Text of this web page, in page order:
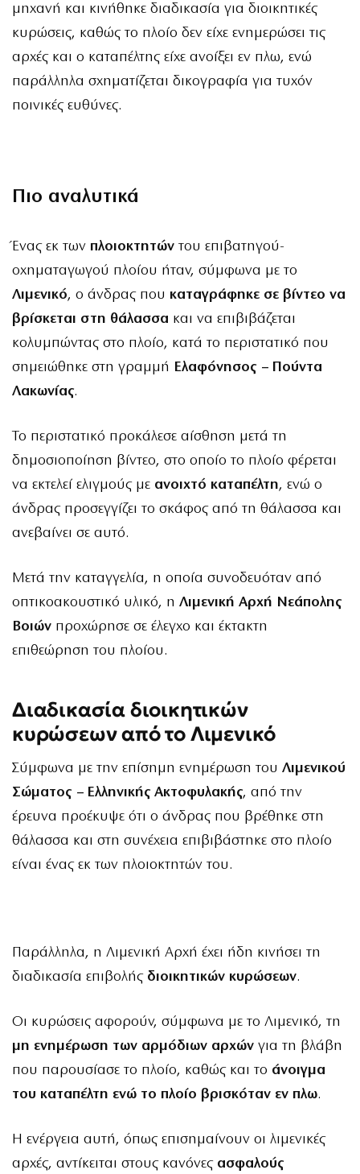
μηχανή και κινήθηκε διαδικασία για διοικητικές
κυρώσεις, καθώς το πλοίο δεν είχε ενημερώσει τις
αρχές και ο καταπέλτης είχε ανοίξει εν πλω, ενώ
παράλληλα σχηματίζεται δικογραφία για τυχόν
ποινικές ευθύνες.
Πιο αναλυτικά
Ένας εκ των πλοιοκτητών του επιβατηγού-
οχηματαγωγού πλοίου ήταν, σύμφωνα με το
Λιμενικό, ο άνδρας που καταγράφηκε σε βίντεο να
βρίσκεται στη θάλασσα και να επιβιβάζεται
κολυμπώντας στο πλοίο, κατά το περιστατικό που
σημειώθηκε στη γραμμή Ελαφόνησος – Πούντα
Λακωνίας.
Το περιστατικό προκάλεσε αίσθηση μετά τη
δημοσιοποίηση βίντεο, στο οποίο το πλοίο φέρεται
να εκτελεί ελιγμούς με ανοιχτό καταπέλτη, ενώ ο
άνδρας προσεγγίζει το σκάφος από τη θάλασσα και
ανεβαίνει σε αυτό.
Μετά την καταγγελία, η οποία συνοδευόταν από
οπτικοακουστικό υλικό, η Λιμενική Αρχή Νεάπολης
Βοιών προχώρησε σε έλεγχο και έκτακτη
επιθεώρηση του πλοίου.
Διαδικασία διοικητικών
κυρώσεων από το Λιμενικό
Σύμφωνα με την επίσημη ενημέρωση του Λιμενικού
Σώματος – Ελληνικής Ακτοφυλακής, από την
έρευνα προέκυψε ότι ο άνδρας που βρέθηκε στη
θάλασσα και στη συνέχεια επιβιβάστηκε στο πλοίο
είναι ένας εκ των πλοιοκτητών του.
Παράλληλα, η Λιμενική Αρχή έχει ήδη κινήσει τη
διαδικασία επιβολής διοικητικών κυρώσεων.
Οι κυρώσεις αφορούν, σύμφωνα με το Λιμενικό, τη
μη ενημέρωση των αρμόδιων αρχών για τη βλάβη
που παρουσίασε το πλοίο, καθώς και το άνοιγμα
του καταπέλτη ενώ το πλοίο βρισκόταν εν πλω.
Η ενέργεια αυτή, όπως επισημαίνουν οι λιμενικές
αρχές, αντίκειται στους κανόνες ασφαλούς